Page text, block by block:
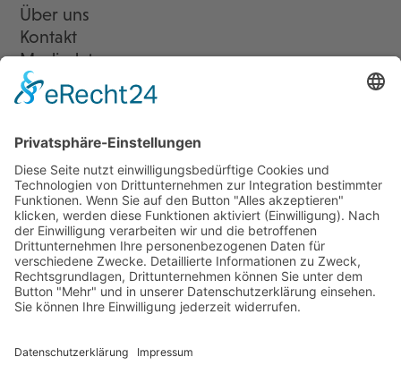
Über uns
Kontakt
Mediadaten
Newsletter
LogIn
Legal
Impressum
Datenschutzerklärung
Cookie-Einstellungen